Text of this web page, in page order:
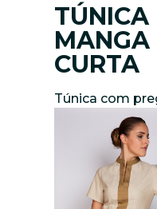
TÚNICA
MANGA
CURTA
Túnica com